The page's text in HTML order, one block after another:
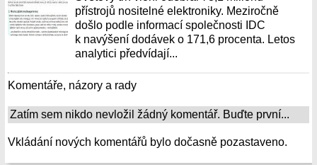
přístrojů nositelné elektroniky. Meziročně
došlo podle informací společnosti IDC
k navýšení dodávek o 171,6 procenta. Letos
analytici předvídají...
Komentáře, názory a rady
Zatím sem nikdo nevložil žádný komentář. Buďte první...
Vkládání nových komentářů bylo dočasně pozastaveno.